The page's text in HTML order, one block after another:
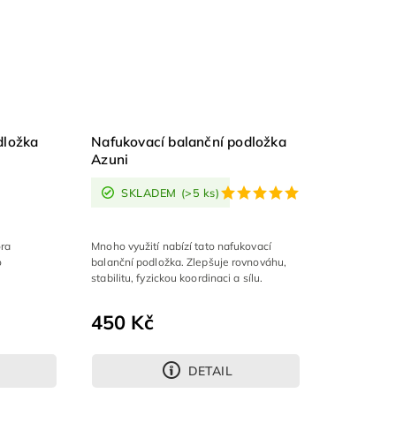
Nafukovací balanční podložka
Azuni
SKLADEM (>5 ks)
450 Kč
DETAIL
Mnoho využití nabízí tato nafukovací
balanční podložka. Zlepšuje rovnováhu,
stabilitu, fyzickou koordinaci a sílu.